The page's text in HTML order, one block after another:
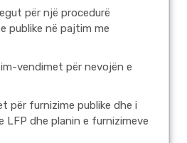
për një procedurë
publike në pajtim me
vendimet për nevojën e
për furnizime publike dhe i
LFP dhe planin e furnizimeve